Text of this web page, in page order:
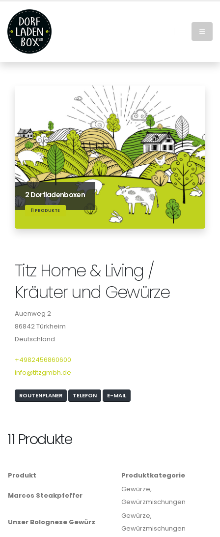
2 Dorfladenboxen
11 PRODUKTE
Titz Home & Living /
Kräuter und Gewürze
Auenweg 2
86842 Türkheim
Deutschland
+4982456860600
info@titzgmbh.de
ROUTENPLANER TELEFON E-MAIL
11 Produkte
Produkt Produktkategorie
Marcos Steakpfeffer
Gewürze,
Gewürzmischungen
Unser Bolognese Gewürz
Gewürze,
Gewürzmischungen